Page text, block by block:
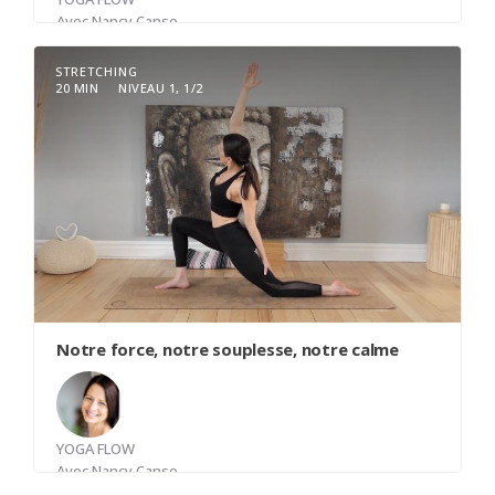
AvecNancy Canse
Une classe de yoga flow qui viendra solliciter les
torsions qui par défaut active les muscles
abdominaux. Lorsque le feu prend place dans la
région abdominale cela permet de créer de
l'espace et laisser aller plus facilement. Vous vous
sentirez énergisé, calme et prêt à accueillir...
STRETCHING
20 MIN
NIVEAU 1, 1/2
Notre force, notre souplesse, notre calme
YOGA FLOW
AvecNancy Canse